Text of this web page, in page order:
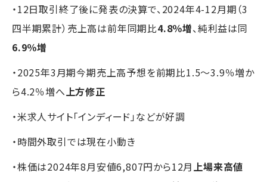
・12日取引終了後に発表の決算で、2024年4-12月期（3
四半期累計）売上高は前年同期比4.8％増、純利益は同
6.9％増
・2025年3月期今期売上高予想を前期比1.5～3.9％増か
ら4.2％増へ上方修正
・米求人サイト「インディード」などが好調
・時間外取引では現在小動き
・株価は2024年8月安値6,807円から12月上場来高値